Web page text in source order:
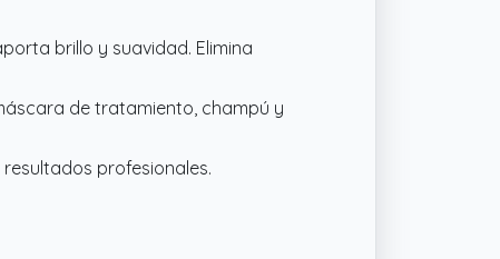
brillo y suavidad. Elimina
de tratamiento, champú y
profesionales.